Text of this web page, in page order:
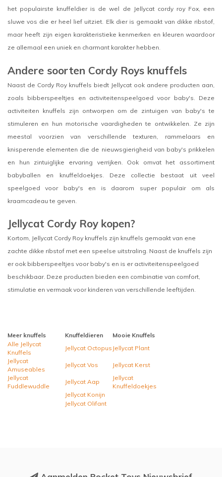
het populairste knuffeldier is de wel de Jellycat cordy roy Fox, een
sluwe vos die er heel lief uitziet. Elk dier is gemaakt van dikke ribstof,
maar heeft zijn eigen karakteristieke kenmerken en kleuren waardoor
ze allemaal een uniek en charmant karakter hebben.
Andere soorten Cordy Roys knuffels
Naast de Cordy Roy knuffels biedt Jellycat ook andere producten aan,
zoals bibberspeeltjes en activiteitenspeelgoed voor baby's. Deze
activiteiten knuffels zijn ontworpen om de zintuigen van baby's te
stimuleren en hun motorische vaardigheden te ontwikkelen. Ze zijn
meestal voorzien van verschillende texturen, rammelaars en
knisperende elementen die de nieuwsgierigheid van baby's prikkelen
en hun zintuiglijke ervaring verrijken. Ook omvat het assortiment
babyballen en knuffeldoekjes. Deze collectie bestaat uit veel
speelgoed voor baby's en is daarom super populair om als
kraamcadeau te geven.
Jellycat Cordy Roy kopen?
Kortom, Jellycat Cordy Roy knuffels zijn knuffels gemaakt van ene
zachte dikke ribstof met een speelse uitstraling. Naast de knuffels zijn
er ook bibberspeeltjes voor baby's en is er activiteitenspeelgoed
beschikbaar. Deze producten bieden een combinatie van comfort,
stimulatie en vermaak voor kinderen van verschillende leeftijden.
Meer knuffels Knuffeldieren
Mooie Knuffels
Alle Jellycat
Knuffels
Jellycat Octopus Jellycat Plant
Jellycat
Amuseables
Jellycat Vos
Jellycat Kerst
Jellycat
Fuddlewuddle
Jellycat Aap
Jellycat
Knuffeldoekjes
Jellycat Konijn
Jellycat Olifant